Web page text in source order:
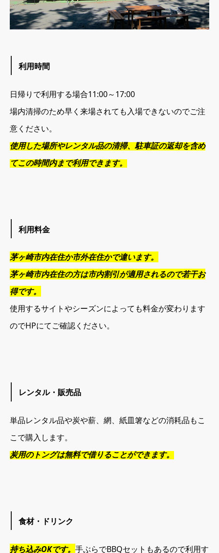
利用時間
日帰りで利用する場合11:00～17:00
場内清掃のため早く来場されても入場できないのでご注
意ください。
使用した場所やレンタル品の清掃、駐車証の返却を含め
てこの時間内まで利用できます。
利用料金
茅ヶ崎市内在住か市外在住かで違います。
茅ヶ崎市内在住の方は市内割引が適用されるので若干お
得です。
使用するサイトやシーズンによっても料金が変わります
のでHPにてご確認ください。
レンタル・販売品
単品レンタル品や炭や薪、網、紙皿箸などの消耗品もこ
こで購入します。
炭用のトングは無料で借りることができます。
食材・ドリンク
持ち込みOKです。 手ぶらでBBQセットもあるので利用す